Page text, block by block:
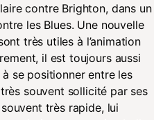
contre Brighton, dans un
les Blues. Une nouvelle
très utiles à l’animation
il est toujours aussi
se positionner entre les
souvent sollicité par ses
très rapide, lui